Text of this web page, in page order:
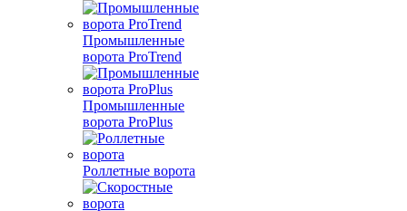
Промышленные
ворота ProTrend
Промышленные
ворота ProPlus
Роллетные ворота